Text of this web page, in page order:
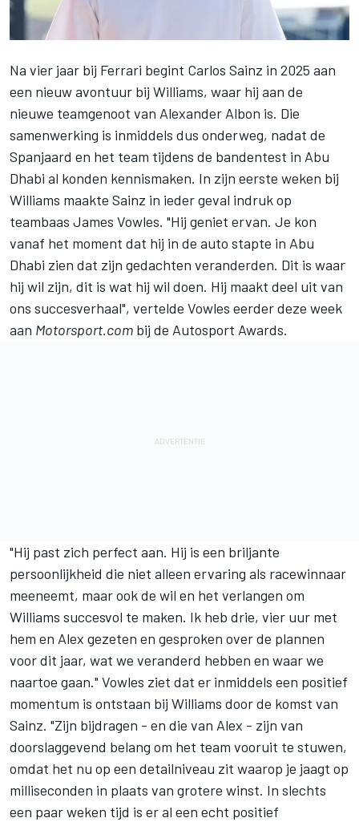
Na vier jaar bij Ferrari begint Carlos Sainz in 2025 aan
een nieuw avontuur bij Williams, waar hij aan de
nieuwe teamgenoot van Alexander Albon is. Die
samenwerking is inmiddels dus onderweg, nadat de
Spanjaard en het team tijdens de bandentest in Abu
Dhabi al konden kennismaken. In zijn eerste weken bij
Williams maakte Sainz in ieder geval indruk op
teambaas James Vowles. "Hij geniet ervan. Je kon
vanaf het moment dat hij in de auto stapte in Abu
Dhabi zien dat zijn gedachten veranderden. Dit is waar
hij wil zijn, dit is wat hij wil doen. Hij maakt deel uit van
ons succesverhaal", vertelde Vowles eerder deze week
aan Motorsport.com bij de Autosport Awards.
"Hij past zich perfect aan. Hij is een briljante
persoonlijkheid die niet alleen ervaring als racewinnaar
meeneemt, maar ook de wil en het verlangen om
Williams succesvol te maken. Ik heb drie, vier uur met
hem en Alex gezeten en gesproken over de plannen
voor dit jaar, wat we veranderd hebben en waar we
naartoe gaan." Vowles ziet dat er inmiddels een positief
momentum is ontstaan bij Williams door de komst van
Sainz. "Zijn bijdragen - en die van Alex - zijn van
doorslaggevend belang om het team vooruit te stuwen,
omdat het nu op een detailniveau zit waarop je jaagt op
milliseconden in plaats van grotere winst. In slechts
een paar weken tijd is er al een echt positief